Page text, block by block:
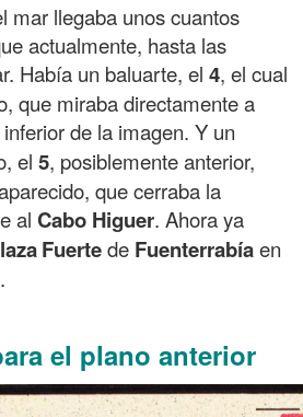
llegaba unos cuantos
actualmente, hasta las
Había un baluarte, el 4, el cual
que miraba directamente a
de la imagen. Y un
el 5, posiblemente anterior,
que cerraba la
al Cabo Higuer. Ahora ya
Fuertede Fuenterrabíaen
el plano anterior